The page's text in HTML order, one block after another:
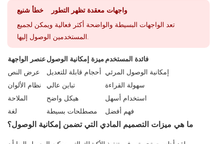
واجهات معقدة تظهر التطور خطأ شنيع
تعد الواجهات البسيطة والواضحة أكثر فعالية ويمكن لجميع
المستخدمين الوصول إليها.
عنصر الواجهةميزة إمكانية الوصول فائدة المستخدم
عرض النص
أحجام قابلة للتعديل إمكانية الوصول المرئي
نظام الألوان
تباين عالي
سهولة القراءة
الملاحة
هيكل واضح
استخدام أسهل
لغة
مصطلحات بسيطة فهم أفضل
ما هي ميزات التصميم المادي التي تضمن إمكانية الوصول؟